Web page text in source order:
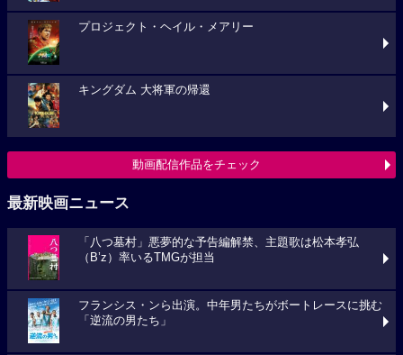
プロジェクト・ヘイル・メアリー
キングダム 大将軍の帰還
動画配信作品をチェック
最新映画ニュース
「八つ墓村」悪夢的な予告編解禁、主題歌は松本孝弘
（B’z）率いるTMGが担当
フランシス・ンら出演。中年男たちがボートレースに挑む
「逆流の男たち」